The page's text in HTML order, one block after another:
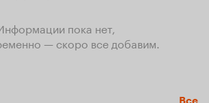
пока нет,
— скоро все добавим.